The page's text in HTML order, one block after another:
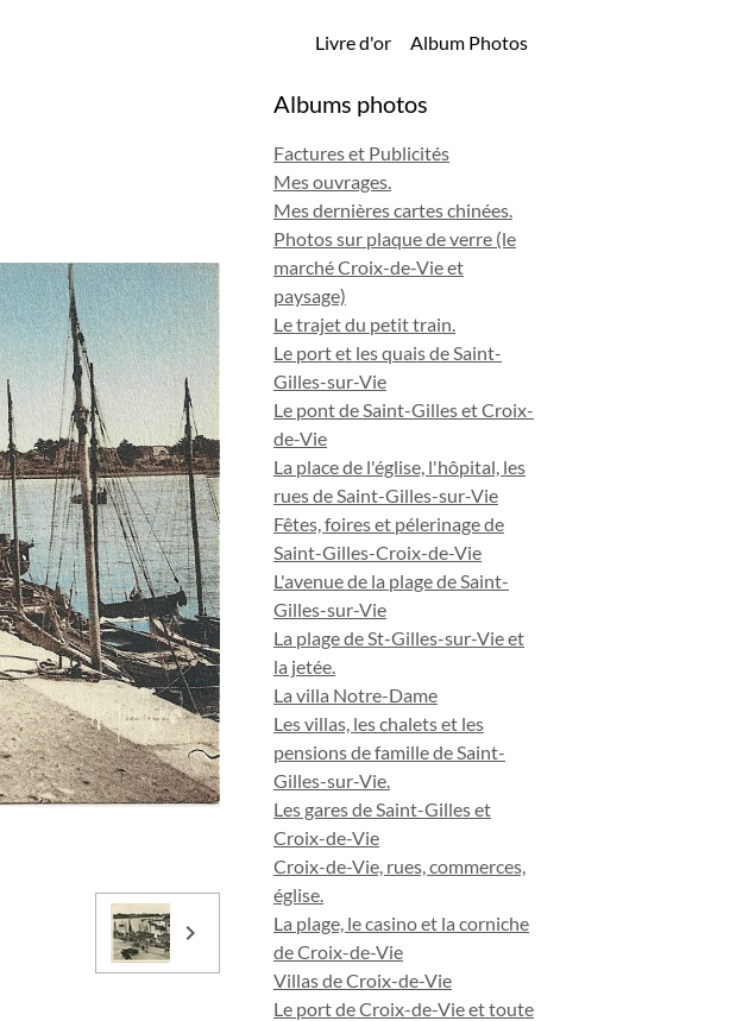
Livre d'or Album Photos
Albums photos
Factures et Publicités
Mes ouvrages.
Mes dernières cartes chinées.
Photos sur plaque de verre (le
marché Croix-de-Vie et
paysage)
Le trajet du petit train.
Le port et les quais de Saint-
Gilles-sur-Vie
Le pont de Saint-Gilles et Croix-
de-Vie
La place de l'église, l'hôpital, les
rues de Saint-Gilles-sur-Vie
Fêtes, foires et pélerinage de
Saint-Gilles-Croix-de-Vie
L'avenue de la plage de Saint-
Gilles-sur-Vie
La plage de St-Gilles-sur-Vie et
la jetée.
La villa Notre-Dame
Les villas, les chalets et les
pensions de famille de Saint-
Gilles-sur-Vie.
Les gares de Saint-Gilles et
Croix-de-Vie
Croix-de-Vie, rues, commerces,
église.
La plage, le casino et la corniche
de Croix-de-Vie
Villas de Croix-de-Vie
Le port de Croix-de-Vie et toute